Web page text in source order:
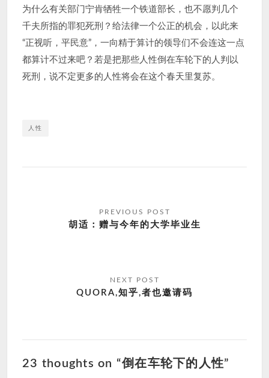
为什么有关部门宁肯牺牲一个铁道部长，也不愿判几个
千夫所指的罪犯死刑？给法律一个公正的机会，以此来
“正视听，平民意”，一向精于算计的领导们不会连这一点
都算计不过来吧？若是把那些人性倒在车轮下的人判以
死刑，说不定更多的人性将会在这个春天里复苏。
人性
胡适：赠与今年的大学毕业生
QUORA,知乎,者也邀请码
23 thoughts on “倒在车轮下的人性”